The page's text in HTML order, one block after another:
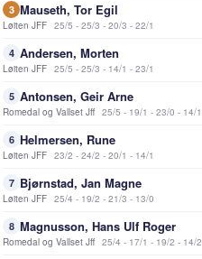
3 Mauseth, Tor Egil
Løiten JFF 25/5 - 25/3 - 20/3 - 22/1
4 Andersen, Morten
Løiten JFF 25/5 - 25/3 - 14/1 - 23/1
5 Antonsen, Geir Arne
Romedal og Vallset Jff 25/5 - 19/1 - 23/0 - 14/1
6 Helmersen, Rune
Løiten JFF 23/2 - 24/2 - 20/1 - 14/1
7 Bjørnstad, Jan Magne
Løiten JFF 25/4 - 19/2 - 21/3 - 13/0
8 Magnusson, Hans Ulf Roger
Romedal og Vallset Jff 25/4 - 17/1 - 19/2 - 14/2